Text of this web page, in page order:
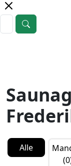
Alle